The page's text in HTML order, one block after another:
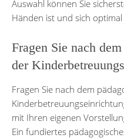
Auswahl können Sie
Händen ist und sich
Fragen Sie nach
der
Fragen Sie nach dem
mit Ihren eigenen
Ein fundiertes